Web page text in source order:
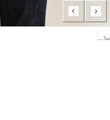
Loading...